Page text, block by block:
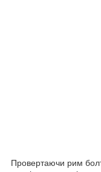
Провертаючи рим